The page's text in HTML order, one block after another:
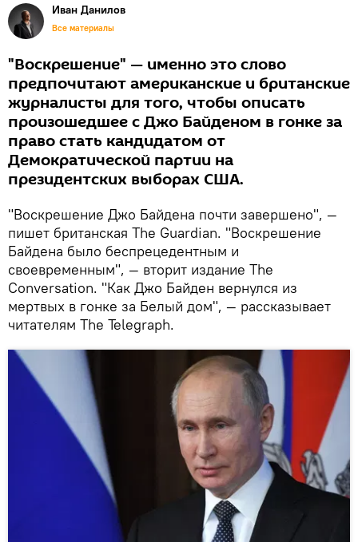
Иван Данилов
Все материалы
"Воскрешение" — именно это слово
предпочитают американские и британские
журналисты для того, чтобы описать
произошедшее с Джо Байденом в гонке за
право стать кандидатом от
Демократической партии на
президентских выборах США.
"Воскрешение Джо Байдена почти завершено", —
пишет британская The Guardian. "Воскрешение
Байдена было беспрецедентным и
своевременным", — вторит издание The
Conversation. "Как Джо Байден вернулся из
мертвых в гонке за Белый дом", — рассказывает
читателям The Telegraph.